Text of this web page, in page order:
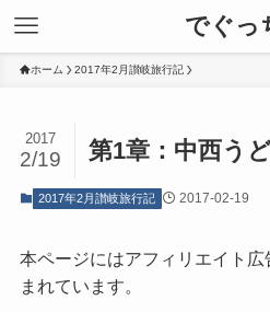
でぐっ
ホーム 2017年2月讃岐旅行記
第1章：中西う
2017
2/19
2017年2月讃岐旅行記 2017-02-19
本ページにはアフィリエイト
まれています。